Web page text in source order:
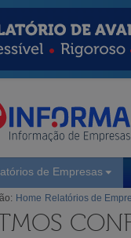
de Empresas
Home Relatórios de